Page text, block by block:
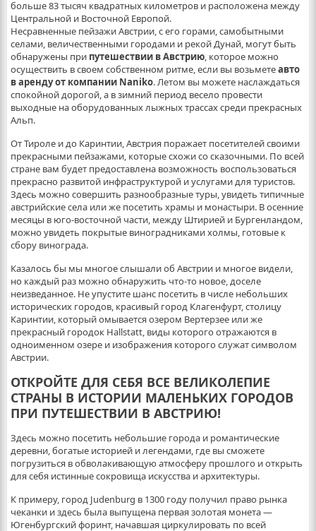
больше 83 тысяч квадратных километров и расположена между
Центральной и Восточной Европой.
Несравненные пейзажи Австрии, с его горами, самобытными
селами, величественными городами и рекой Дунай, могут быть
обнаружены при путешествии в Австрию, которое можно
осуществить в своем собственном ритме, если вы возьметеавто
в аренду от компании Naniko. Летом вы можете наслаждаться
спокойной дорогой, а в зимний период весело провести
выходные на оборудованных лыжных трассах среди прекрасных
Альп.
От Тироле и до Каринтии, Австрия поражает посетителей своими
прекрасными пейзажами, которые схожи со сказочными. По всей
стране вам будет предоставлена возможность воспользоваться
прекрасно развитой инфраструктурой и услугами для туристов.
Здесь можно совершить разнообразные туры, увидеть типичные
австрийские села или же посетить храмы и монастыри. В осенние
месяцы в юго-восточной части, между Штирией и Бургенландом,
можно увидеть покрытые виноградниками холмы, готовые к
сбору винограда.
Казалось бы мы многое слышали об Австрии и многое видели,
но каждый раз можно обнаружить что-то новое, доселе
неизведанное. Не упустите шанс посетить в числе небольших
исторических городов, красивый город Клагенфурт, столицу
Каринтии, который омывается озером Вертерзее или же
прекрасный городок Hallstatt, виды которого отражаются в
одноименном озере и изображения которого служат символом
Австрии.
ОТКРОЙТЕ ДЛЯ СЕБЯ ВСЕ ВЕЛИКОЛЕПИЕ
СТРАНЫ В ИСТОРИИ МАЛЕНЬКИХ ГОРОДОВ
ПРИ ПУТЕШЕСТВИИ В АВСТРИЮ!
Здесь можно посетить небольшие города и романтические
деревни, богатые историей и легендами, где вы сможете
погрузиться в обволакивающую атмосферу прошлого и открыть
для себя истинные сокровища искусства и архитектуры.
К примеру, город Judenburg в 1300 году получил право рынка
чеканки и здесь была выпущена первая золотая монета —
Югенбургский форинт, начавшая циркулировать по всей